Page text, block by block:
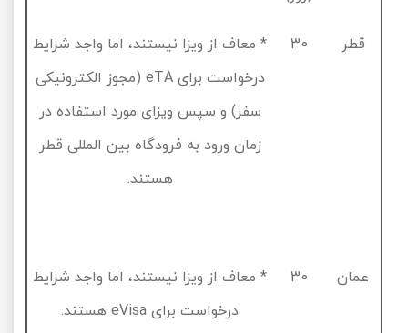
قطر 30
* معاف از ویزا نیستند، اما واجد شرایط
درخواست برایeTA(مجوز الکترونیکی
سفر) و سپس ویزای مورد استفاده در
زمان ورود به فرودگاه بین المللی قطر
هستند.
عمان 30
* معاف از ویزا نیستند، اما واجد شرایط
درخواست برایeVisaهستند.